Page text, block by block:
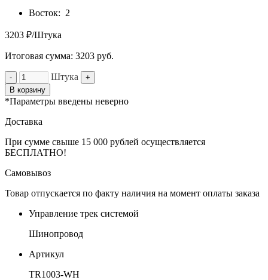
Восток: 2
3203 ₽/Штука
Итоговая сумма: 3203 руб.
- Штука
+
В корзину
*Параметры введены неверно
Доставка
При сумме свыше 15 000 рублей осуществляется
БЕСПЛАТНО!
Самовывоз
Товар отпускается по факту наличия на момент оплаты заказа
Управление трек системой
Шинопровод
Артикул
TR1003-WH